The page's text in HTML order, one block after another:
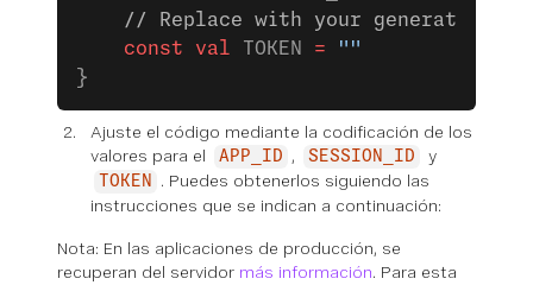
// Replace with your generated
    const
val TOKEN = ""
}
Ajuste el código mediante la codificación de los
valores para el
APP_ID , SESSION_ID y
TOKEN
. Puedes obtenerlos siguiendo las
instrucciones que se indican a continuación:
Nota: En las aplicaciones de producción, se
recuperan del servidor más información. Para esta